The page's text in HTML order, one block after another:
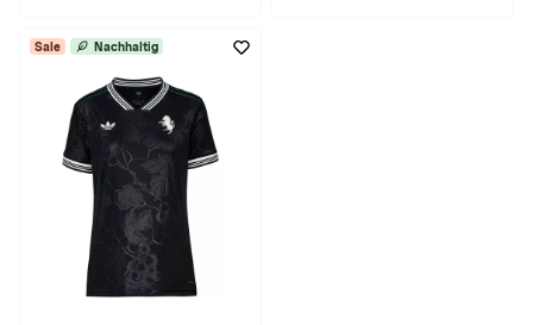
Sale Nachhaltig